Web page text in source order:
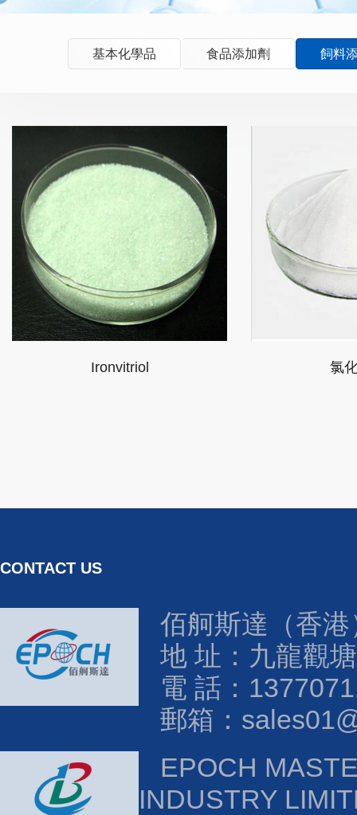
基本化學品 食品添加劑 飼料
Ironvitriol 氯
CONTACT US
佰舸斯達（香
地 址：九龍觀
電 話：
郵箱：
EPOCH
INDUSTRY